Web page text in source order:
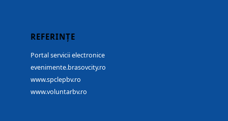
REFERINȚE
Portal servicii electronice
evenimente.brasovcity.ro
www.spclepbv.ro
www.voluntarbv.ro